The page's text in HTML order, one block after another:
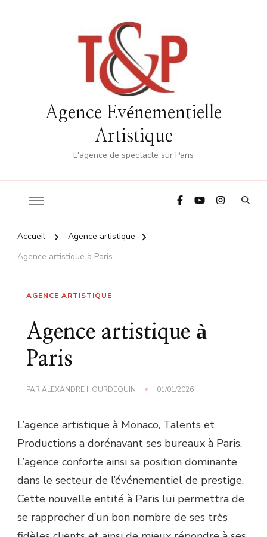
Agence Evénementielle
Artistique
L'agence de spectacle sur Paris
Accueil
Agence artistique
Agence artistique à Paris
AGENCE ARTISTIQUE
Agence artistique à
Paris
PARALEXANDRE HOURDEQUIN 01/01/2026
L’agence artistique à Monaco, Talents et
Productions a dorénavant ses bureaux à Paris.
L’agence conforte ainsi sa position dominante
dans le secteur de l’événementiel de prestige.
Cette nouvelle entité à Paris lui permettra de
se rapprocher d’un bon nombre de ses très